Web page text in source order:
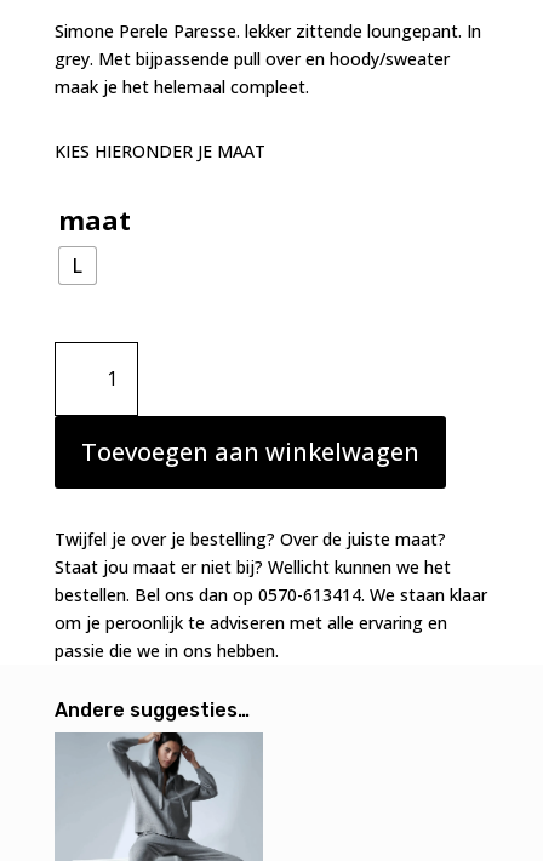
Simone Perele Paresse. lekker zittende loungepant. In
grey. Met bijpassende pull over en hoody/sweater
maak je het helemaal compleet.
KIES HIERONDER JE MAAT
maat
L
Simone
Perele
Paresse
loungepant
grijs
aantal
Toevoegen aan winkelwagen
Twijfel je over je bestelling? Over de juiste maat?
Staat jou maat er niet bij? Wellicht kunnen we het
bestellen. Bel ons dan op 0570-613414. We staan klaar
om je peroonlijk te adviseren met alle ervaring en
passie die we in ons hebben.
Andere suggesties…